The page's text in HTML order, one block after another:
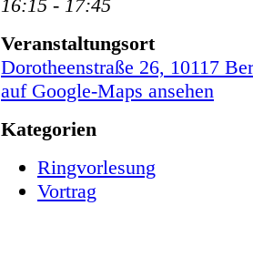
16:15 - 17:45
Veranstaltungsort
Dorotheenstraße 26, 10117
auf Google-Maps ansehen
Kategorien
Ringvorlesung
Vortrag